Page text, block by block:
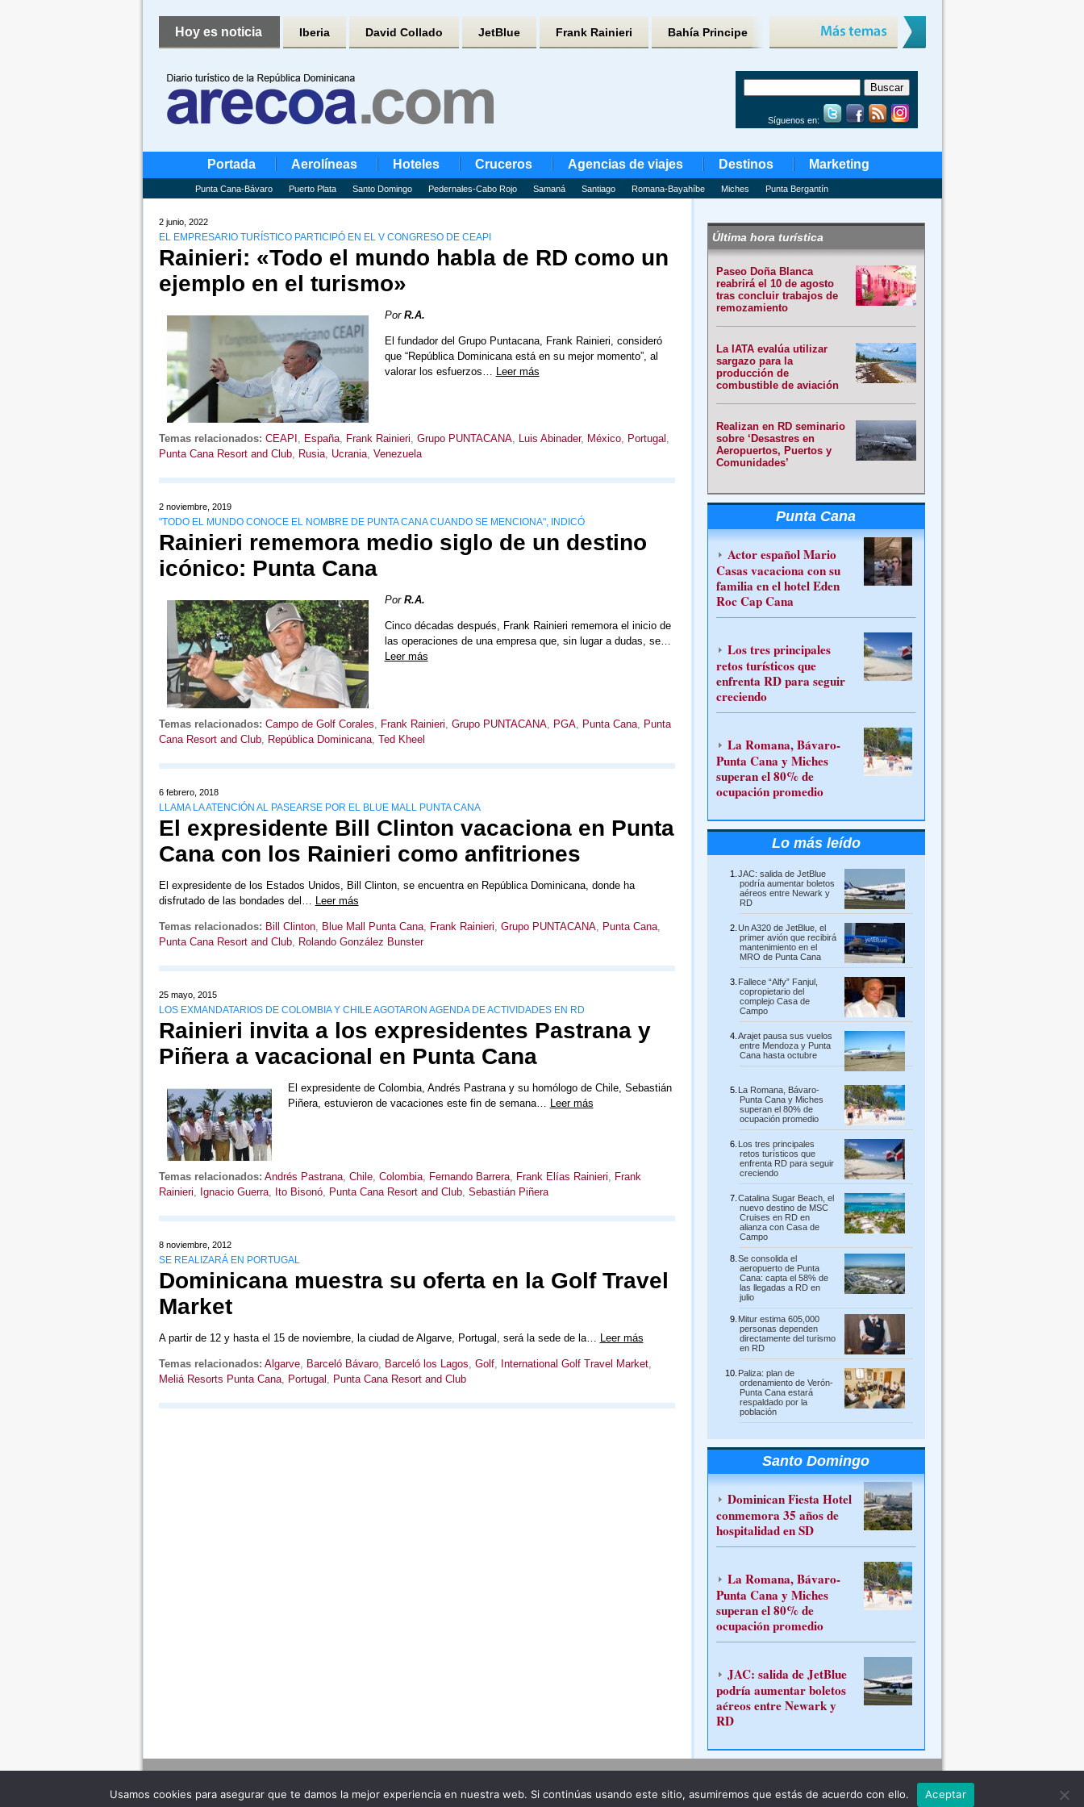
Hoy es noticia Iberia David Collado JetBlue Frank Rainieri Bahía Principe
Síguenos en:
Portada Aerolíneas Hoteles Cruceros Agencias de viajes Destinos Marketing
Punta Cana-Bávaro Puerto Plata Santo Domingo Pedernales-Cabo Rojo Samaná Santiago Romana-Bayahíbe Miches Punta Bergantín
2 junio, 2022
EL EMPRESARIO TURÍSTICO PARTICIPÓ EN EL V CONGRESO DE CEAPI
Rainieri: «Todo el mundo habla de RD como un
ejemplo en el turismo»
Por R.A.
El fundador del Grupo Puntacana, Frank Rainieri, consideró
que “República Dominicana está en su mejor momento”, al
valorar los esfuerzos… Leer más
Temas relacionados: CEAPI , España, Frank Rainieri, Grupo PUNTACANA, Luis Abinader, México, Portugal ,
Punta Cana Resort and Club, Rusia, Ucrania, Venezuela
2 noviembre, 2019
"TODO EL MUNDO CONOCE EL NOMBRE DE PUNTA CANA CUANDO SE MENCIONA", INDICÓ
Rainieri rememora medio siglo de un destino
icónico: Punta Cana
Por R.A.
Cinco décadas después, Frank Rainieri rememora el inicio de
las operaciones de una empresa que, sin lugar a dudas, se…
Leer más
Temas relacionados: Campo de Golf Corales Frank Rainieri Grupo PUNTACANA, PGA, Punta Cana, Punta
Cana Resort and Club, República Dominicana, Ted Kheel
6 febrero, 2018
LLAMA LA ATENCIÓN AL PASEARSE POR EL BLUE MALL PUNTA CANA
El expresidente Bill Clinton vacaciona en Punta
Cana con los Rainieri como anfitriones
El expresidente de los Estados Unidos, Bill Clinton, se encuentra en República Dominicana, donde ha
disfrutado de las bondades del… Leer más
Temas relacionados: Bill Clinton, Blue Mall Punta Cana, Frank Rainieri Grupo PUNTACANA, Punta Cana,
Punta Cana Resort and Club, Rolando González Bunster
25 mayo, 2015
LOS EXMANDATARIOS DE COLOMBIA Y CHILE AGOTARON AGENDA DE ACTIVIDADES EN RD
Rainieri invita a los expresidentes Pastrana y
Piñera a vacacional en Punta Cana
El expresidente de Colombia, Andrés Pastrana y su homólogo de Chile, Sebastián
Piñera, estuvieron de vacaciones este fin de semana… Leer más
Temas relacionados: Andrés Pastrana, Chile, Colombia, Fernando Barrera, Frank Elías Rainieri
Frank
Rainieri
Ignacio Guerra, Ito Bisonó, Punta Cana Resort and Club, Sebastián Piñera
8 noviembre, 2012
SE REALIZARÁ EN PORTUGAL
Dominicana muestra su oferta en la Golf Travel
Market
A partir de 12 y hasta el 15 de noviembre, la ciudad de Algarve, Portugal, será la sede de la… Leer más
Temas relacionados: Algarve, Barceló Bávaro, Barceló los Lagos Golf, International Golf Travel Market,
Meliá Resorts Punta Cana, Portugal Punta Cana Resort and Club
Última hora turística
Paseo Doña Blanca
reabrirá el 10 de agosto
tras concluir trabajos de
remozamiento
La IATA evalúa utilizar
sargazo para la
producción de
combustible de aviación
Realizan en RD seminario
sobre ‘Desastres en
Aeropuertos, Puertos y
Comunidades’
Punta Cana
Actor español Mario
Casas vacaciona con su
familia en el hotel Eden
Roc Cap Cana
Los tres principales
retos turísticos que
enfrenta RD para seguir
creciendo
La Romana, Bávaro-
Punta Cana y Miches
superan el 80% de
ocupación promedio
Lo más leído
JAC: salida de JetBlue
podría aumentar boletos
aéreos entre Newark y
RD
Un A320 de JetBlue, el
primer avión que recibirá
mantenimiento en el
MRO de Punta Cana
Fallece “Alfy” Fanjul,
copropietario del
complejo Casa de
Campo
Arajet pausa sus vuelos
entre Mendoza y Punta
Cana hasta octubre
La Romana, Bávaro-
Punta Cana y Miches
superan el 80% de
ocupación promedio
Los tres principales
retos turísticos que
enfrenta RD para seguir
creciendo
Catalina Sugar Beach, el
nuevo destino de MSC
Cruises en RD en
alianza con Casa de
Campo
Se consolida el
aeropuerto de Punta
Cana: capta el 58% de
las llegadas a RD en
julio
Mitur estima 605,000
personas dependen
directamente del turismo
en RD
Paliza: plan de
ordenamiento de Verón-
Punta Cana estará
respaldado por la
población
Santo Domingo
Dominican Fiesta Hotel
conmemora 35 años de
hospitalidad en SD
La Romana, Bávaro-
Punta Cana y Miches
superan el 80% de
ocupación promedio
JAC: salida de JetBlue
podría aumentar boletos
aéreos entre Newark y
RD
Usamos cookies para asegurar que te damos la mejor experiencia en nuestra web. Si continúas usando este sitio, asumiremos que estás de acuerdo con ello. Aceptar